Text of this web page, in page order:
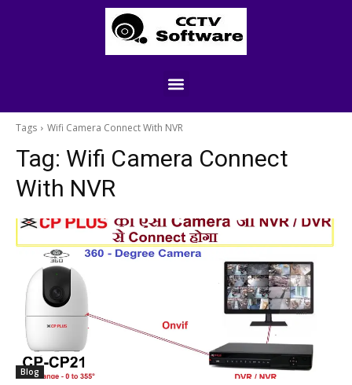
Tags Wifi Camera Connect With NVR
Tag: Wifi Camera Connect
With NVR
Blog